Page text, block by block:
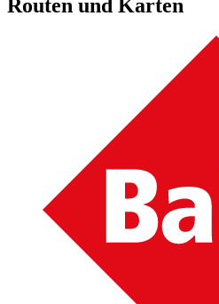
Routen und Karten